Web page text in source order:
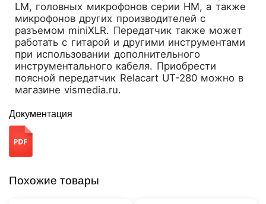
LM, головных микрофонов серии HM, а также
микрофонов других производителей с
разъемом miniXLR. Передатчик также может
работать с гитарой и другими инструментами
при использовании дополнительного
инструментального кабеля. Приобрести
поясной передатчик Relacart UT-280 можно в
магазине vismedia.ru.
Документация
Похожие товары